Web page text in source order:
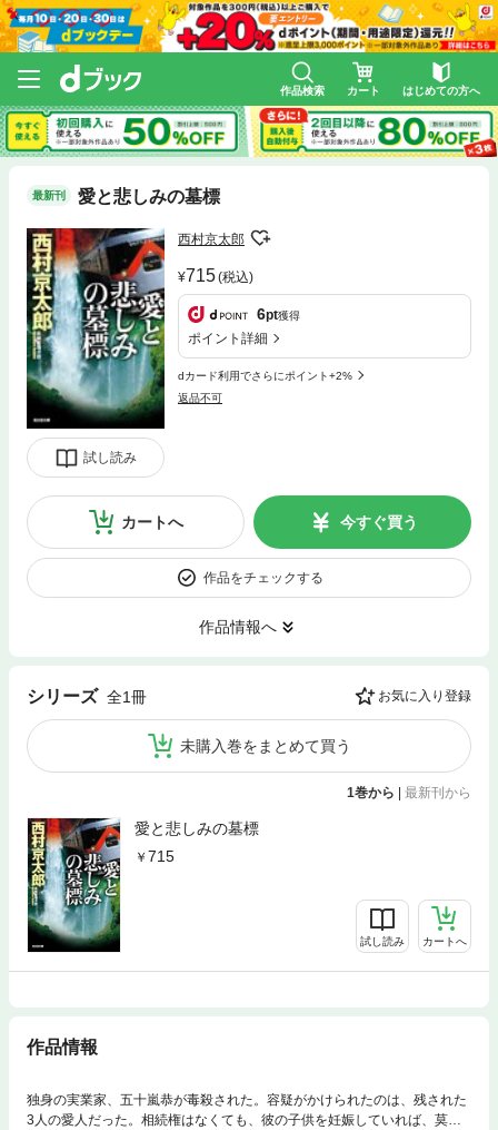
作品検索 カート はじめての方へ
最新刊 愛と悲しみの墓標
試し読み
西村京太郎
715(税込)
6pt獲得
ポイント詳細
dカード利用でさらにポイント+2%
返品不可
カートへ 今すぐ買う
作品をチェックする
作品情報へ
シリーズ 全1冊 お気に入り登録
未購入巻をまとめて買う
1巻から | 最新刊から
愛と悲しみの墓標
715
試し読み カートへ
作品情報
独身の実業家、五十嵐恭が毒殺された。容疑がかけられたのは、残された
3人の愛人だった。相続権はなくても、彼の子供を妊娠していれば、莫大